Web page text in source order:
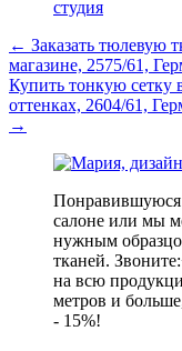
студия
← Заказать тюлевую
магазине, 2575/61,
Купить тонкую сетку
оттенках, 2604/61,
→
Понравившуюся
салоне или мы
нужным
тканей.
на всю
метров и
- 15%!